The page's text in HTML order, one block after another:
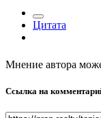
Цитата
Мнение автора
Ссылка на